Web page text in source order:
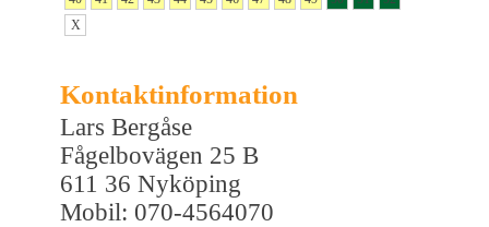
X
Kontaktinformation
Lars Bergåse
Fågelbovägen 25 B
611 36 Nyköping
Mobil: 070-4564070